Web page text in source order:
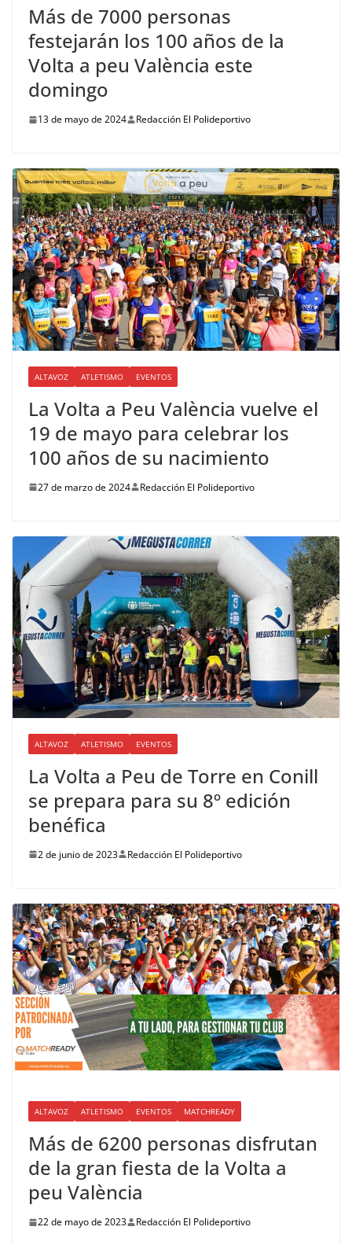
Más de 7000 personas
festejarán los 100 años de la
Volta a peu València este
domingo
13 de mayo de 2024 Redacción El Polideportivo
ALTAVOZ ATLETISMO EVENTOS
La Volta a Peu València vuelve el
19 de mayo para celebrar los
100 años de su nacimiento
27 de marzo de 2024 Redacción El Polideportivo
ALTAVOZ ATLETISMO EVENTOS
La Volta a Peu de Torre en Conill
se prepara para su 8º edición
benéfica
2 de junio de 2023 Redacción El Polideportivo
ALTAVOZ ATLETISMO EVENTOS MATCHREADY
Más de 6200 personas disfrutan
de la gran fiesta de la Volta a
peu València
22 de mayo de 2023 Redacción El Polideportivo